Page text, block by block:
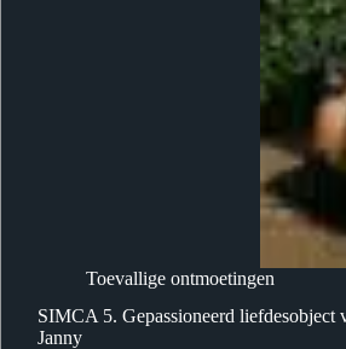
Toevallige ontmoetingen
SIMCA 5. Gepassioneerd liefdesobject
Janny